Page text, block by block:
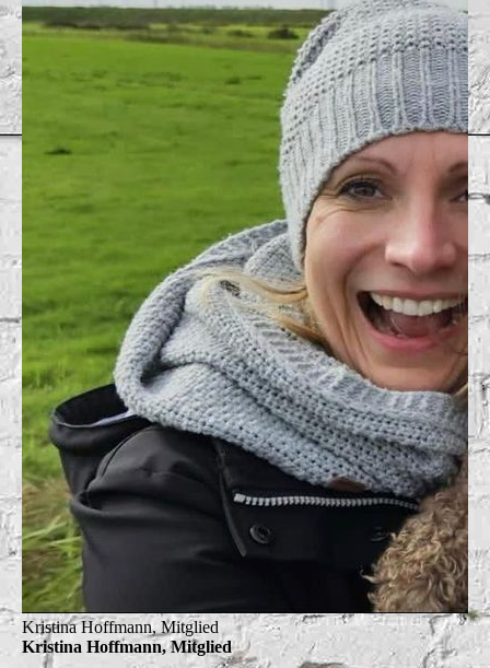
Kristina Hoffmann, Mitglied
Kristina Hoffmann, Mitglied